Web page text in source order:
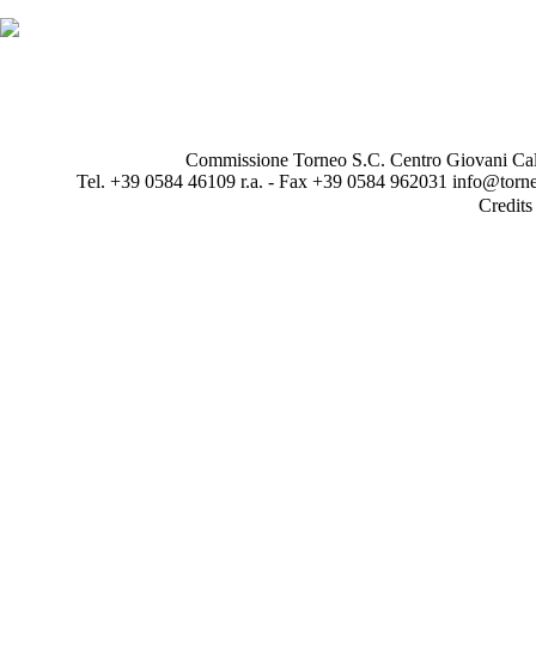
Commissione Torneo S.C. Centro Giovani
Tel. +39 0584 46109 r.a. - Fax +39 0584 962031
Credits